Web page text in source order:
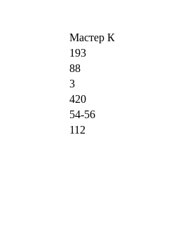
Мастер К
193
88
3
420
54-56
112